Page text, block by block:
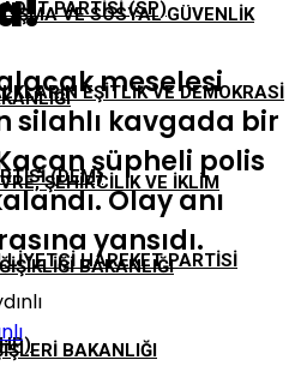
PARTISI (SP)
EŞITLIK VE DEMOKRASI
(DEM)
HAREKET PARTISI
VE SOSYAL GÜVENLIK
ŞEHIRCILIK VE İKLIM
BAKANLIĞI
BAKANLIĞI
meselesi
silahlı kavgada bir
şüpheli polis
Olay anı
yansıdı.